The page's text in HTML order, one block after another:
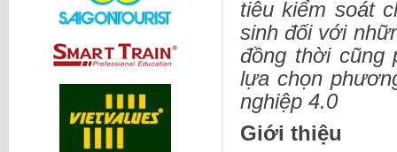
tiêu kiểm soát
sinh đối với
đồng thời cũng
lựa chọn
nghiệp 4.0
Giới thiệu